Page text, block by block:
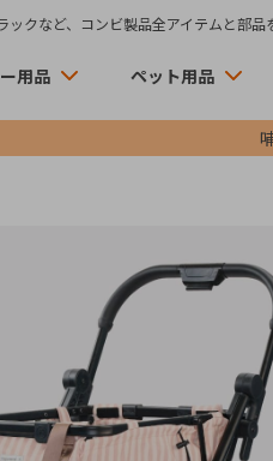
クなど、コンビ製品全アイテムと部品
用品 ペット用品